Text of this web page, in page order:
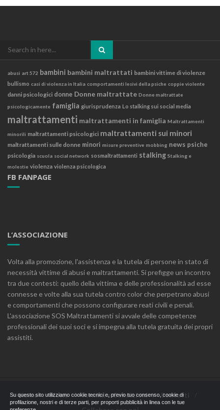
abusi art 572 bambini bambini maltrattati bambini vittime di violenze
bullismo casi di violenza in Italia comportamenti lesivi della psiche coppie violente
danni psicologici donne Donne maltrattate Donne maltrattate
psicologicamente famiglia giurisprudenza Lo stalking sui social media
maltrattamenti maltrattamenti in famiglia Maltrattamenti
minorili maltrattamenti psicologici maltrattamenti sui minori
maltrattamenti sulle donne minori misure preventive mobbing news psiche
psicologia scuola social network sosmaltrattamenti stalking Stalking e
molestie violenza violenza psicologica
FB FANPAGE
L’ASSOCIAZIONE
Volta alla promozione, l'assistenza e la tutela di persone in stato di
necessità vittime di abusi e maltrattamenti. Si prefigge un incontro
tra due contesti: quello della vittima e delle professionalità ad esse
connesse e volte alla sua tutela contro color che perpetrano abusi
e comportamenti che possono configurare reati civili e penali.
L'associazione SOS Maltrattamenti si avvale delle competenze
professionali dei suoi soci e si impegna alla tutela gratuita dei propri
assistiti.
Home News Termini e Condizioni
Contatti
Su questo sito utilizziamo cookie tecnici e, previo tuo consenso, cookie di
profilazione, nostri e di terze parti, per proporti pubblicità in linea con le tue